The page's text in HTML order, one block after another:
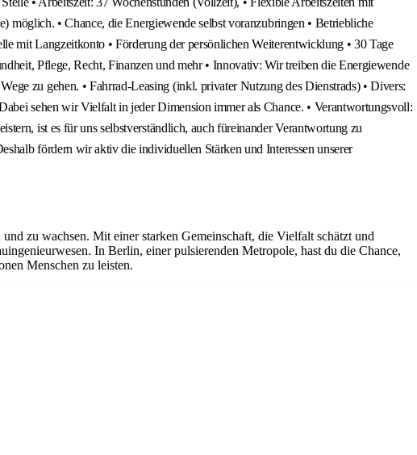
• Chance, die Energiewende selbst voranzubringen • Betriebliche
mit Langzeitkonto • Förderung der persönlichen Weiterentwicklung • 30 Tage
Pflege, Recht, Finanzen und mehr • Innovativ: Wir treiben die Energiewende
zu gehen. • Fahrrad-Leasing (inkl. privater Nutzung des Dienstrads) • Divers:
sehen wir Vielfalt in jeder Dimension immer als Chance. • Verantwortungsvoll:
ist es für uns selbstverständlich, auch füreinander Verantwortung zu
fördern wir aktiv die individuellen Stärken und Interessen unserer
zu wachsen. Mit einer starken Gemeinschaft, die Vielfalt schätzt und
In Berlin, einer pulsierenden Metropole, hast du die Chance,
Menschen zu leisten.